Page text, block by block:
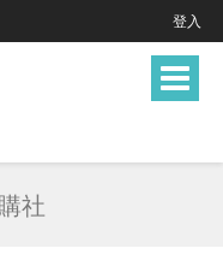
登入
Toggle
社